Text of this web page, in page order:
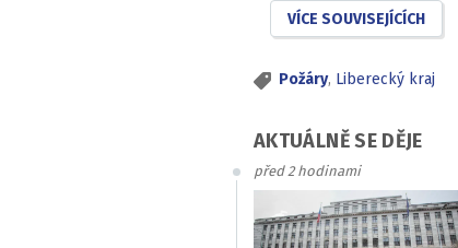
VÍCE SOUVISEJÍCÍCH
Požáry, Liberecký kraj
AKTUÁLNĚ SE DĚJE
před 2 hodinami